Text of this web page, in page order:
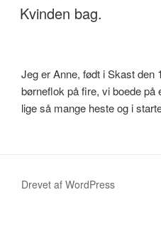
DEN
Kvinden bag.
Jeg er Anne, født i Skast den
børneflok på fire, vi boede på
lige så mange heste og i
Drevet af WordPress